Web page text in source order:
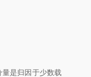
量是归因于少数载